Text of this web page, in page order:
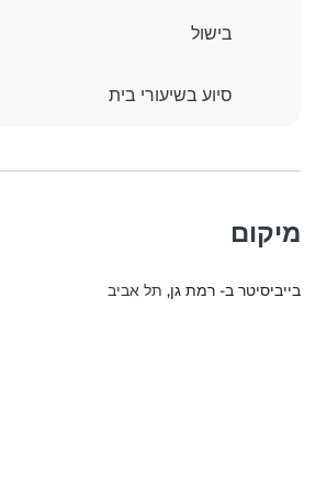
בישול
סיוע בשיעורי בית
מיקום
בייביסיטר ב- רמת גן, תל אביב